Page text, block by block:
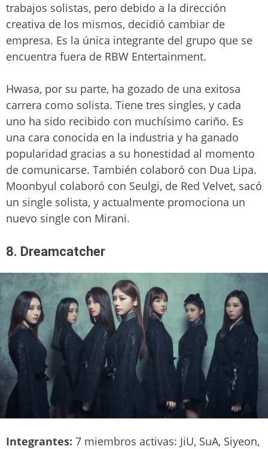
trabajos solistas, pero debido a la dirección
creativa de los mismos, decidió cambiar de
empresa. Es la única integrante del grupo que se
encuentra fuera de RBW Entertainment.
Hwasa, por su parte, ha gozado de una exitosa
carrera como solista. Tiene tres singles, y cada
uno ha sido recibido con muchísimo cariño. Es
una cara conocida en la industria y ha ganado
popularidad gracias a su honestidad al momento
de comunicarse. También colaboró con Dua Lipa.
Moonbyul colaboró con Seulgi, de Red Velvet, sacó
un single solista, y actualmente promociona un
nuevo single con Mirani.
8. Dreamcatcher
Integrantes: 7 miembros activas: JiU, SuA, Siyeon,